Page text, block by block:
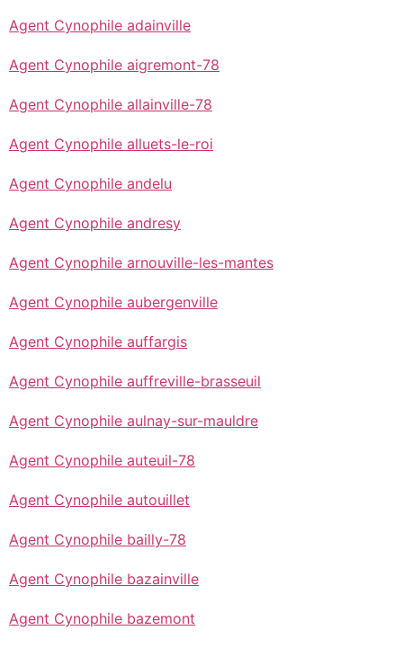
Agent Cynophile adainville
Agent Cynophile aigremont-78
Agent Cynophile allainville-78
Agent Cynophile alluets-le-roi
Agent Cynophile andelu
Agent Cynophile andresy
Agent Cynophile arnouville-les-mantes
Agent Cynophile aubergenville
Agent Cynophile auffargis
Agent Cynophile auffreville-brasseuil
Agent Cynophile aulnay-sur-mauldre
Agent Cynophile auteuil-78
Agent Cynophile autouillet
Agent Cynophile bailly-78
Agent Cynophile bazainville
Agent Cynophile bazemont